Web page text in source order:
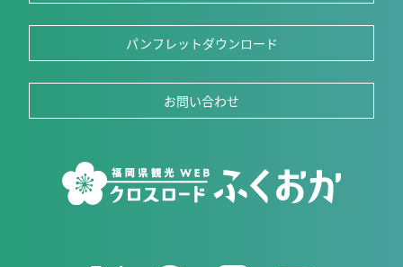
パンフレットダウンロード
お問い合わせ